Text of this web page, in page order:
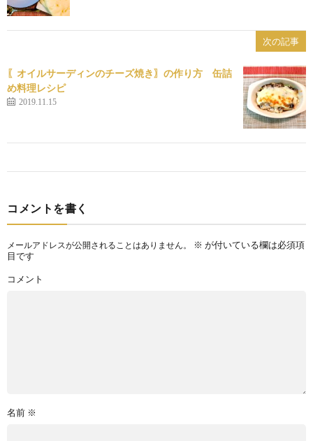
次の記事
〖オイルサーディンのチーズ焼き〗の作り方 缶詰
め料理レシピ
2019.11.15
コメントを書く
メールアドレスが公開されることはありません。 ※ が付いている欄は必須項
目です
コメント
名前 ※